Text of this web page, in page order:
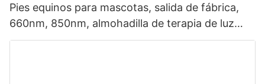
Pies equinos para mascotas, salida de fábrica,
660nm, 850nm, almohadilla de terapia de luz
roja LED infrarroja para pierna de caballo